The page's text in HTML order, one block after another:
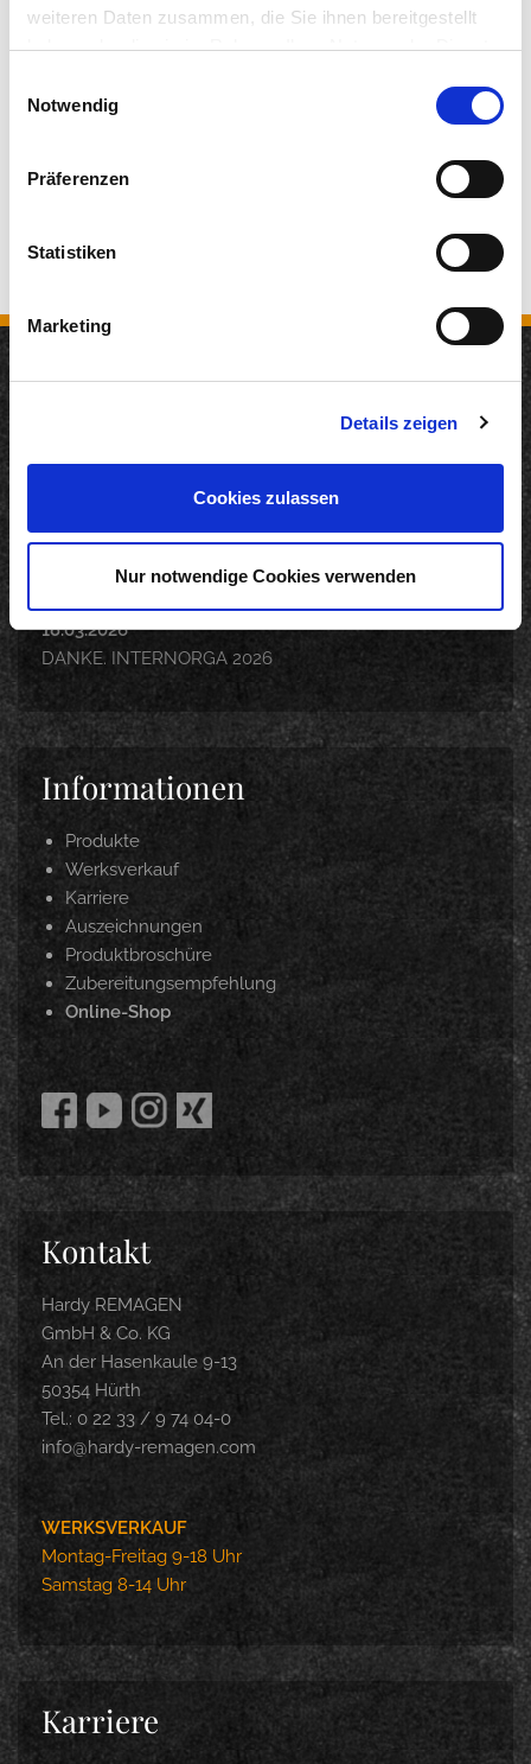
weiteren Daten zusammen, die Sie ihnen bereitgestellt
haben oder die sie im Rahmen Ihrer Nutzung der Dienste
Cookies, wenn Sie unsere Webseite weiterhin nutzen.
Notwendig
Präferenzen
Statistiken
Marketing
Details zeigen
Cookies zulassen
Nur notwendige Cookies verwenden
200 Jahre KD: Remagen und KD starten gemeinsame
Langfristig Qualität unter Beweis gestellt
18.03.2026
DANKE. INTERNORGA 2026
Informationen
Produkte
Werksverkauf
Karriere
Auszeichnungen
Produktbroschüre
Zubereitungsempfehlung
Online-Shop
Kontakt
Hardy REMAGEN
GmbH & Co. KG
An der Hasenkaule 9-13
50354 Hürth
Tel.: 0 22 33 / 9 74 04-0
info@hardy-remagen.com
WERKSVERKAUF
Montag-Freitag 9-18 Uhr
Samstag 8-14 Uhr
Karriere